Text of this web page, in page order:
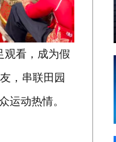
观看，成为假
，串联田园
运动热情。